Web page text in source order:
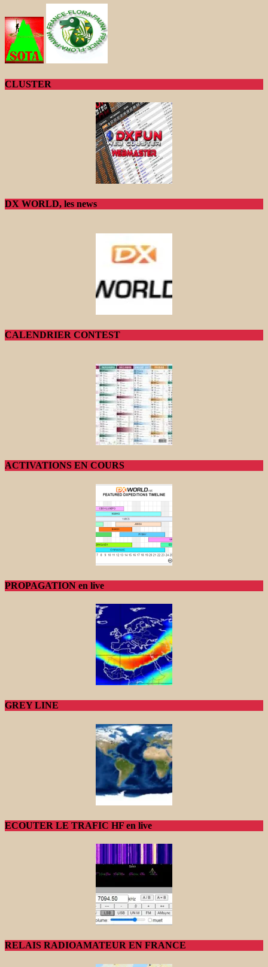
CLUSTER
DX WORLD, les news
CALENDRIER CONTEST
ACTIVATIONS EN COURS
PROPAGATION en live
GREY LINE
ECOUTER LE TRAFIC HF en live
RELAIS RADIOAMATEUR EN FRANCE